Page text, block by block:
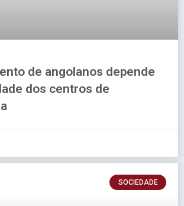
de angolanos depende
dos centros de
SOCIEDADE